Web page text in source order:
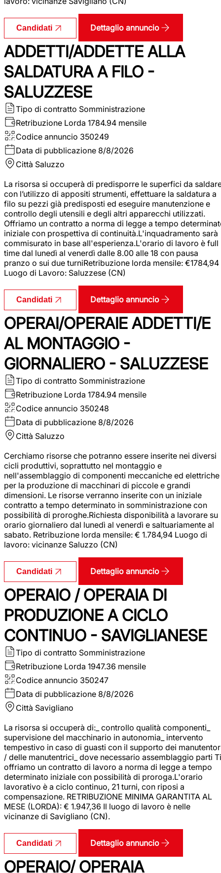
Candidati Dettaglio annuncio
ADDETTI/ADDETTE ALLA
SALDATURA A FILO -
SALUZZESE
Tipo di contratto Somministrazione
Retribuzione Lorda 1784.94 mensile
Codice annuncio 350249
Data di pubblicazione 8/8/2026
Città Saluzzo
La risorsa si occuperà di predisporre le superfici da
con l’utilizzo di appositi strumenti, effettuare la saldatura a
filo su pezzi già predisposti ed eseguire manutenzione e
controllo degli utensili e degli altri apparecchi utilizzati.
Offriamo un contratto a norma di legge a tempo
iniziale con prospettiva di continuità.L'inquadramento sarà
commisurato in base all'esperienza.L'orario di lavoro è full
time dal lunedì al venerdì dalle 8.00 alle 18 con pausa
pranzo o sui due turniRetribuzione lorda mensile: €1784,94
Luogo di Lavoro: Saluzzese (CN)
Candidati Dettaglio annuncio
OPERAI/OPERAIE ADDETTI/E
AL MONTAGGIO -
GIORNALIERO - SALUZZESE
Tipo di contratto Somministrazione
Retribuzione Lorda 1784.94 mensile
Codice annuncio 350248
Data di pubblicazione 8/8/2026
Città Saluzzo
Cerchiamo risorse che potranno essere inserite nei diversi
cicli produttivi, soprattutto nel montaggio e
nell'assemblaggio di componenti meccaniche ed elettriche
per la produzione di macchinari di piccole e grandi
dimensioni. Le risorse verranno inserite con un iniziale
contratto a tempo determinato in somministrazione con
possibilità di proroghe.Richiesta disponibilità a lavorare su
orario giornaliero dal lunedì al venerdì e saltuariamente al
sabato. Retribuzione lorda mensile: € 1.784,94 Luogo di
lavoro: vicinanze Saluzzo (CN)
Candidati Dettaglio annuncio
OPERAIO / OPERAIA DI
PRODUZIONE A CICLO
CONTINUO - SAVIGLIANESE
Tipo di contratto Somministrazione
Retribuzione Lorda 1947.36 mensile
Codice annuncio 350247
Data di pubblicazione 8/8/2026
Città Savigliano
La risorsa si occuperà di:_ controllo qualità componenti_
supervisione del macchinario in autonomia_ intervento
tempestivo in caso di guasti con il supporto dei
/ delle manutentrici_ dove necessario assemblaggio parti Ti
offriamo un contratto di lavoro a norma di legge a tempo
determinato iniziale con possibilità di proroga.L'orario
lavorativo è a ciclo continuo, 21 turni, con riposi a
compensazione. RETRIBUZIONE MINIMA GARANTITA AL
MESE (LORDA): € 1.947,36 Il luogo di lavoro è nelle
vicinanze di Savigliano (CN).
Candidati Dettaglio annuncio
OPERAIO/ OPERAIA